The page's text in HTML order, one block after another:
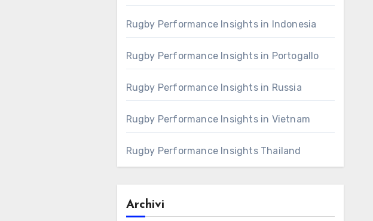
Rugby Performance Insights in Indonesia
Rugby Performance Insights in Portogallo
Rugby Performance Insights in Russia
Rugby Performance Insights in Vietnam
Rugby Performance Insights Thailand
Archivi